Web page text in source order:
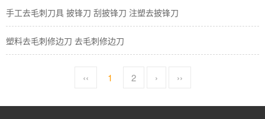
手工去毛刺刀具 披锋刀 刮披锋刀 注塑去披锋刀
塑料去毛刺修边刀 去毛刺修边刀
‹‹ 1 2 › ››